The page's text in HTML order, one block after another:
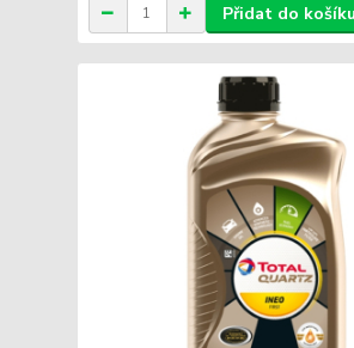
Přidat do košíku